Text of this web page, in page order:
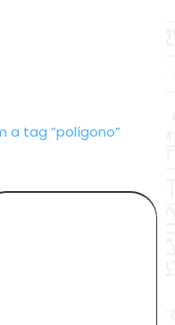
a tag “polígono”